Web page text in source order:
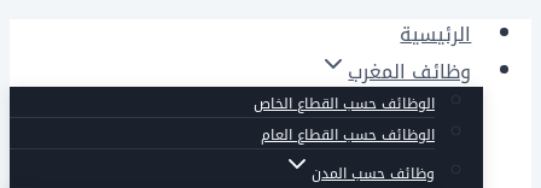
التجاوز
إلى
المحتوى
الرئيسية
وظائف المغرب
الوظائف حسب القطاع الخاص
الوظائف حسب القطاع العام
وظائف حسب المدن